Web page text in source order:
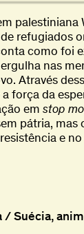
palestiniana
refugiados
como foi
nas
Através
força da
emstop
pátria, mas
e
Suécia,